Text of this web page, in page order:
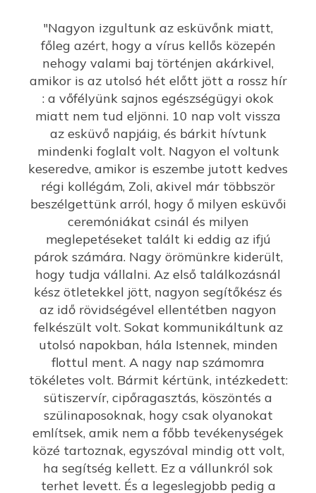
"Nagyon izgultunk az esküvőnk miatt,
főleg azért, hogy a vírus kellős közepén
nehogy valami baj történjen akárkivel,
amikor is az utolsó hét előtt jött a rossz hír
: a vőfélyünk sajnos egészségügyi okok
miatt nem tud eljönni. 10 nap volt vissza
az esküvő napjáig, és bárkit hívtunk
mindenki foglalt volt. Nagyon el voltunk
keseredve, amikor is eszembe jutott kedves
régi kollégám, Zoli, akivel már többször
beszélgettünk arról, hogy ő milyen esküvői
ceremóniákat csinál és milyen
meglepetéseket talált ki eddig az ifjú
párok számára. Nagy örömünkre kiderült,
hogy tudja vállalni. Az első találkozásnál
kész ötletekkel jött, nagyon segítőkész és
az idő rövidségével ellentétben nagyon
felkészült volt. Sokat kommunikáltunk az
utolsó napokban, hála Istennek, minden
flottul ment. A nagy nap számomra
tökéletes volt. Bármit kértünk, intézkedett:
sütiszervír, cipőragasztás, köszöntés a
szülinaposoknak, hogy csak olyanokat
említsek, amik nem a főbb tevékenységek
közé tartoznak, egyszóval mindig ott volt,
ha segítség kellett. Ez a vállunkról sok
terhet levett. És a legeslegjobb pedig a